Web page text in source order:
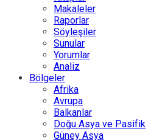
Makaleler
Raporlar
Söyleşiler
Sunular
Yorumlar
Analiz
Bölgeler
Afrika
Avrupa
Balkanlar
Doğu Asya ve Pasifik
Güney Asya